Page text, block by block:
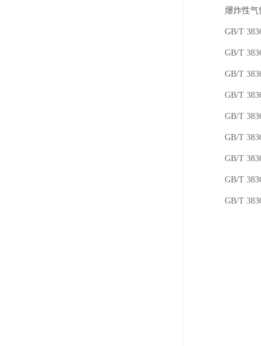
爆炸性气
GB/T
GB/T
GB/T
GB/T
GB/T
GB/T
GB/T
GB/T
GB/T